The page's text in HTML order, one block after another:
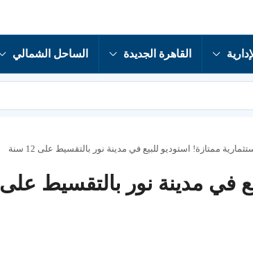
القاهرة الجديدة الساحل الشمالي
ممتازة! استوديو للبيع في مدينة نور بالتقسيط على 12 سنة
مدينة نور بالتقسيط على 12 سنة